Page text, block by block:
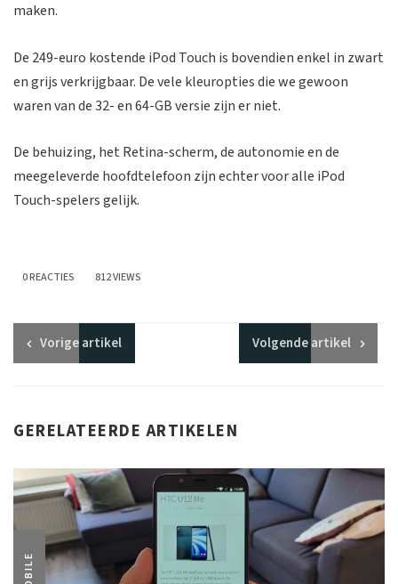
maken.
De 249-euro kostende iPod Touch is bovendien enkel in zwart
en grijs verkrijgbaar. De vele kleuropties die we gewoon
waren van de 32- en 64-GB versie zijn er niet.
De behuizing, het Retina-scherm, de autonomie en de
meegeleverde hoofdtelefoon zijn echter voor alle iPod
Touch-spelers gelijk.
0 REACTIES 812 VIEWS
Vorigeartikel Volgendeartikel
GERELATEERDE ARTIKELEN